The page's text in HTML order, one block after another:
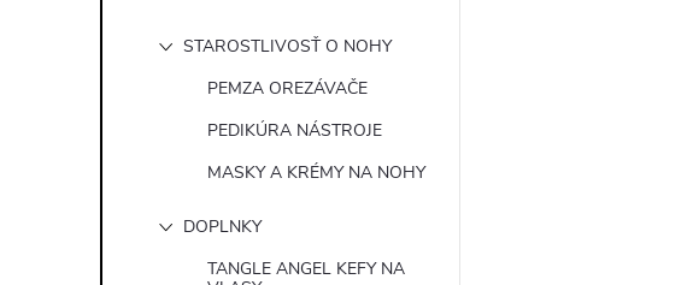
STAROSTLIVOSŤ O NOHY
PEMZA OREZÁVAČE
PEDIKÚRA NÁSTROJE
MASKY A KRÉMY NA NOHY
DOPLNKY
TANGLE ANGEL KEFY NA